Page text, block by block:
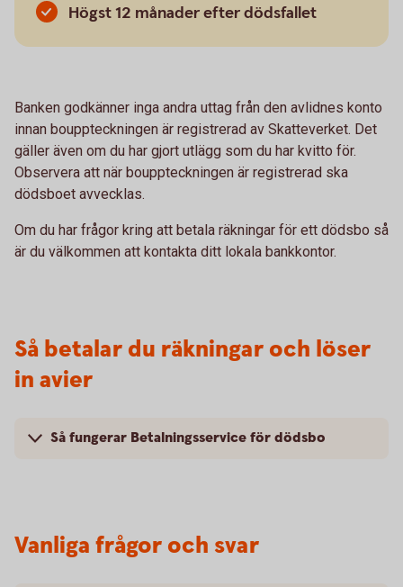
Högst 12 månader efter dödsfallet
Banken godkänner inga andra uttag från den avlidnes konto
innan bouppteckningen är registrerad av Skatteverket. Det
gäller även om du har gjort utlägg som du har kvitto för.
Observera att när bouppteckningen är registrerad ska
dödsboet avvecklas.
Om du har frågor kring att betala räkningar för ett dödsbo så
är du välkommen att kontakta ditt lokala bankkontor.
Så betalar du räkningar och löser
in avier
Så fungerar Betalningsservice för dödsbo
Vanliga frågor och svar